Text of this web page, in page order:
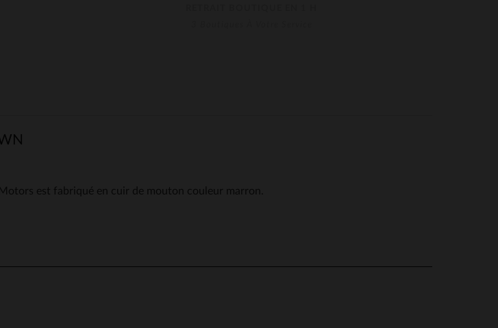
est fabriqué en cuir de mouton couleur marron.